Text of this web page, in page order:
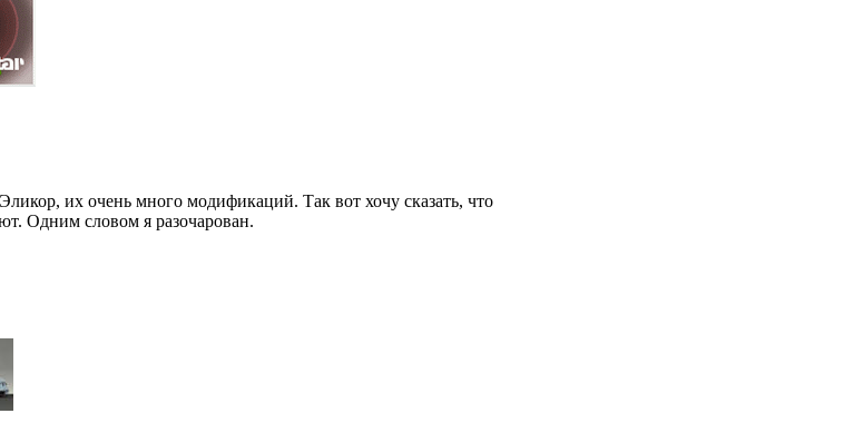
их очень много модификаций. Так вот хочу сказать, что
Одним словом я разочарован.